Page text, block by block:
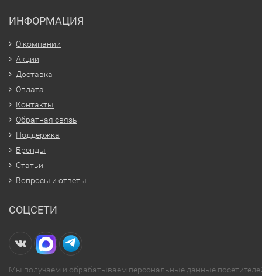
ИНФОРМАЦИЯ
О компании
Акции
Доставка
Оплата
Контакты
Обратная связь
Поддержка
Бренды
Статьи
Вопросы и ответы
СОЦСЕТИ
Мы получаем и обрабатываем персональные данные